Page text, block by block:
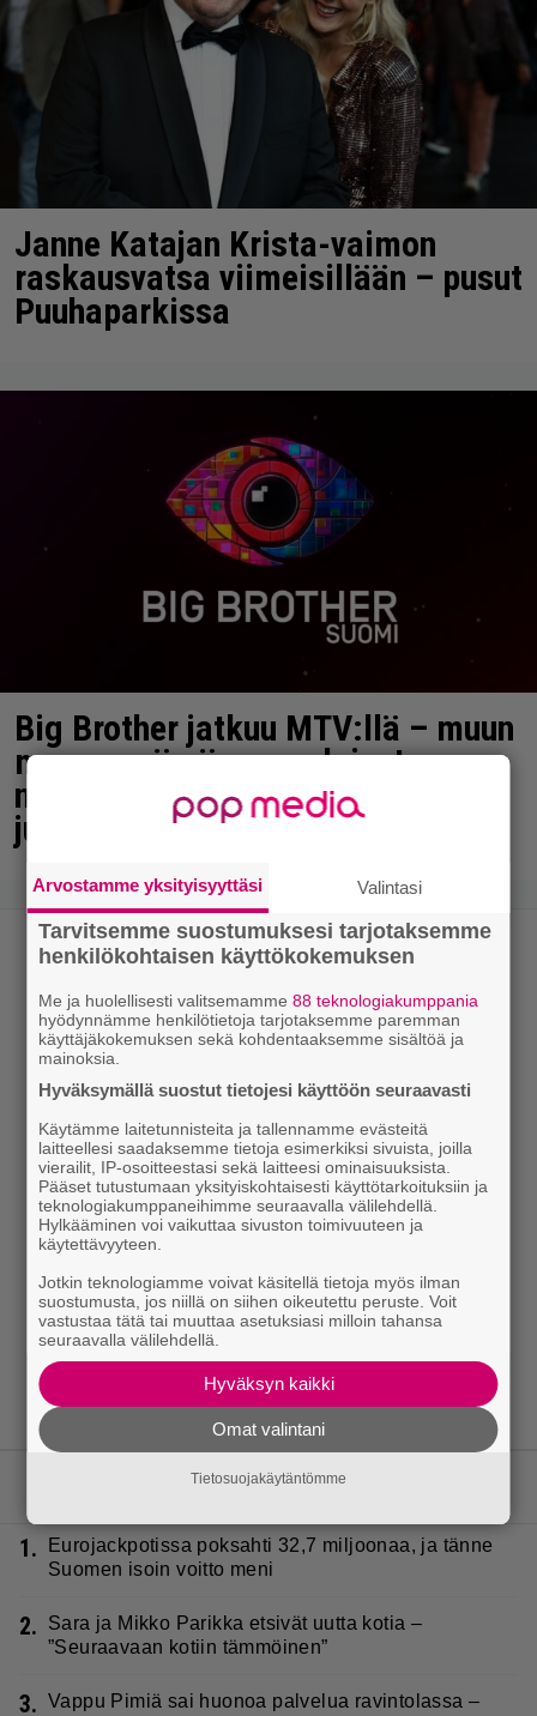
Janne Katajan Krista-vaimon
raskausvatsa viimeisillään – pusut
Puuhaparkissa
Big Brother jatkuu MTV:llä – muun
muassa nämä suomalaiset
nousivat ohjelman myötä
julkkiksiksi
LUETUIMMAT JUTUT
1.
Eurojackpotissa poksahti 32,7 miljoonaa, ja tänne
Suomen isoin voitto meni
2.
Sara ja Mikko Parikka etsivät uutta kotia –
”Seuraavaan kotiin tämmöinen”
3. Vappu Pimiä sai huonoa palvelua ravintolassa –
Arvostamme yksityisyyttäsi Valintasi
Tarvitsemme suostumuksesi tarjotaksemme
henkilökohtaisen käyttökokemuksen
Me ja huolellisesti valitsemamme88 teknologiakumppania
hyödynnämme henkilötietoja tarjotaksemme paremman
käyttäjäkokemuksen sekä kohdentaaksemme sisältöä ja
mainoksia.
Hyväksymällä suostut tietojesi käyttöön seuraavasti
Käytämme laitetunnisteita ja tallennamme evästeitä
laitteellesi saadaksemme tietoja esimerkiksi sivuista, joilla
vierailit, IP-osoitteestasi sekä laitteesi ominaisuuksista.
Pääset tutustumaan yksityiskohtaisesti käyttötarkoituksiin ja
teknologiakumppaneihimme seuraavalla välilehdellä.
Hylkääminen voi vaikuttaa sivuston toimivuuteen ja
käytettävyyteen.
Jotkin teknologiamme voivat käsitellä tietoja myös ilman
suostumusta, jos niillä on siihen oikeutettu peruste. Voit
vastustaa tätä tai muuttaa asetuksiasi milloin tahansa
seuraavalla välilehdellä.
Hyväksyn kaikki
Omat valintani
Tietosuojakäytäntömme